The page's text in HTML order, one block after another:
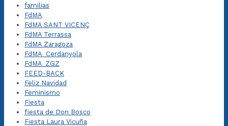
familias
FdMA
FdMA SANT VICENÇ
FdMA Terrassa
FdMA Zaragoza
FdMA_Cerdanyola
FdMA_ZGZ
FEED-BACK
Feliz Navidad
Feminismo
Fiesta
fiesta de Don Bosco
Fiesta Laura Vicuña